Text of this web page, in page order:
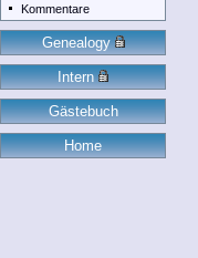
Kommentare
Genealogy
Intern
Gästebuch
Home